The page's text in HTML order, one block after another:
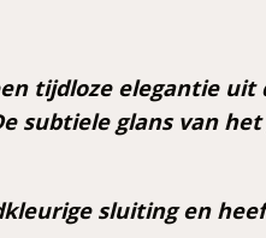
n
a
b
tijdloze elegantie
subtiele glans van
sluiting en